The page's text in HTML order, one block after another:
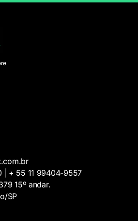
| + 55 11 99404-9557
15º andar.
SP